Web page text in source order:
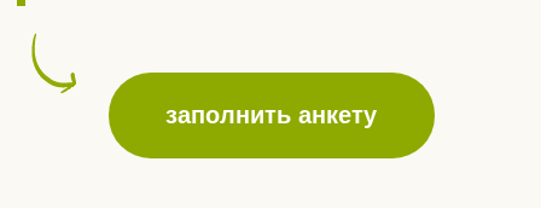
8-906-504-30-07